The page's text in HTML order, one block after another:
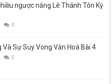
ngược nắng Lê Thánh Tôn Kỳ
0
Và Sự Suy Vong Văn Hoá Bài 4
0